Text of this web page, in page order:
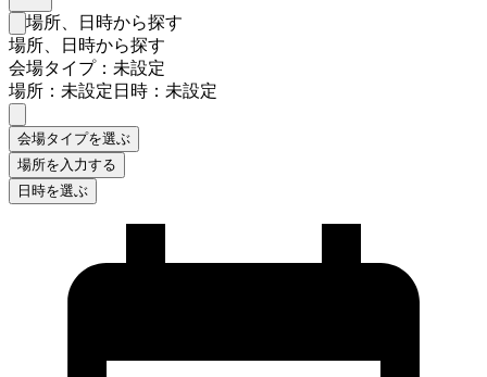
検索フォームを閉じる
場所、日時から探す
場所、日時から探す
会場タイプ：未設定
場所：未設定日時：未設定
会場タイプを選ぶ
場所を入力する
日時を選ぶ